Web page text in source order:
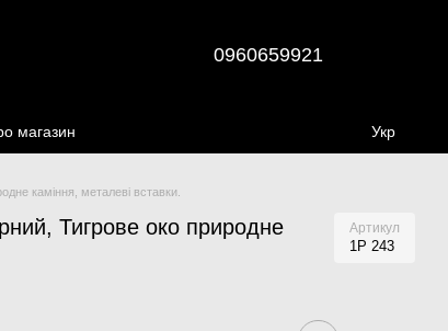
0960659921
магазин Укр
каміння, металеві вставки.
Тигрове око природне
Артикул
1Р 243